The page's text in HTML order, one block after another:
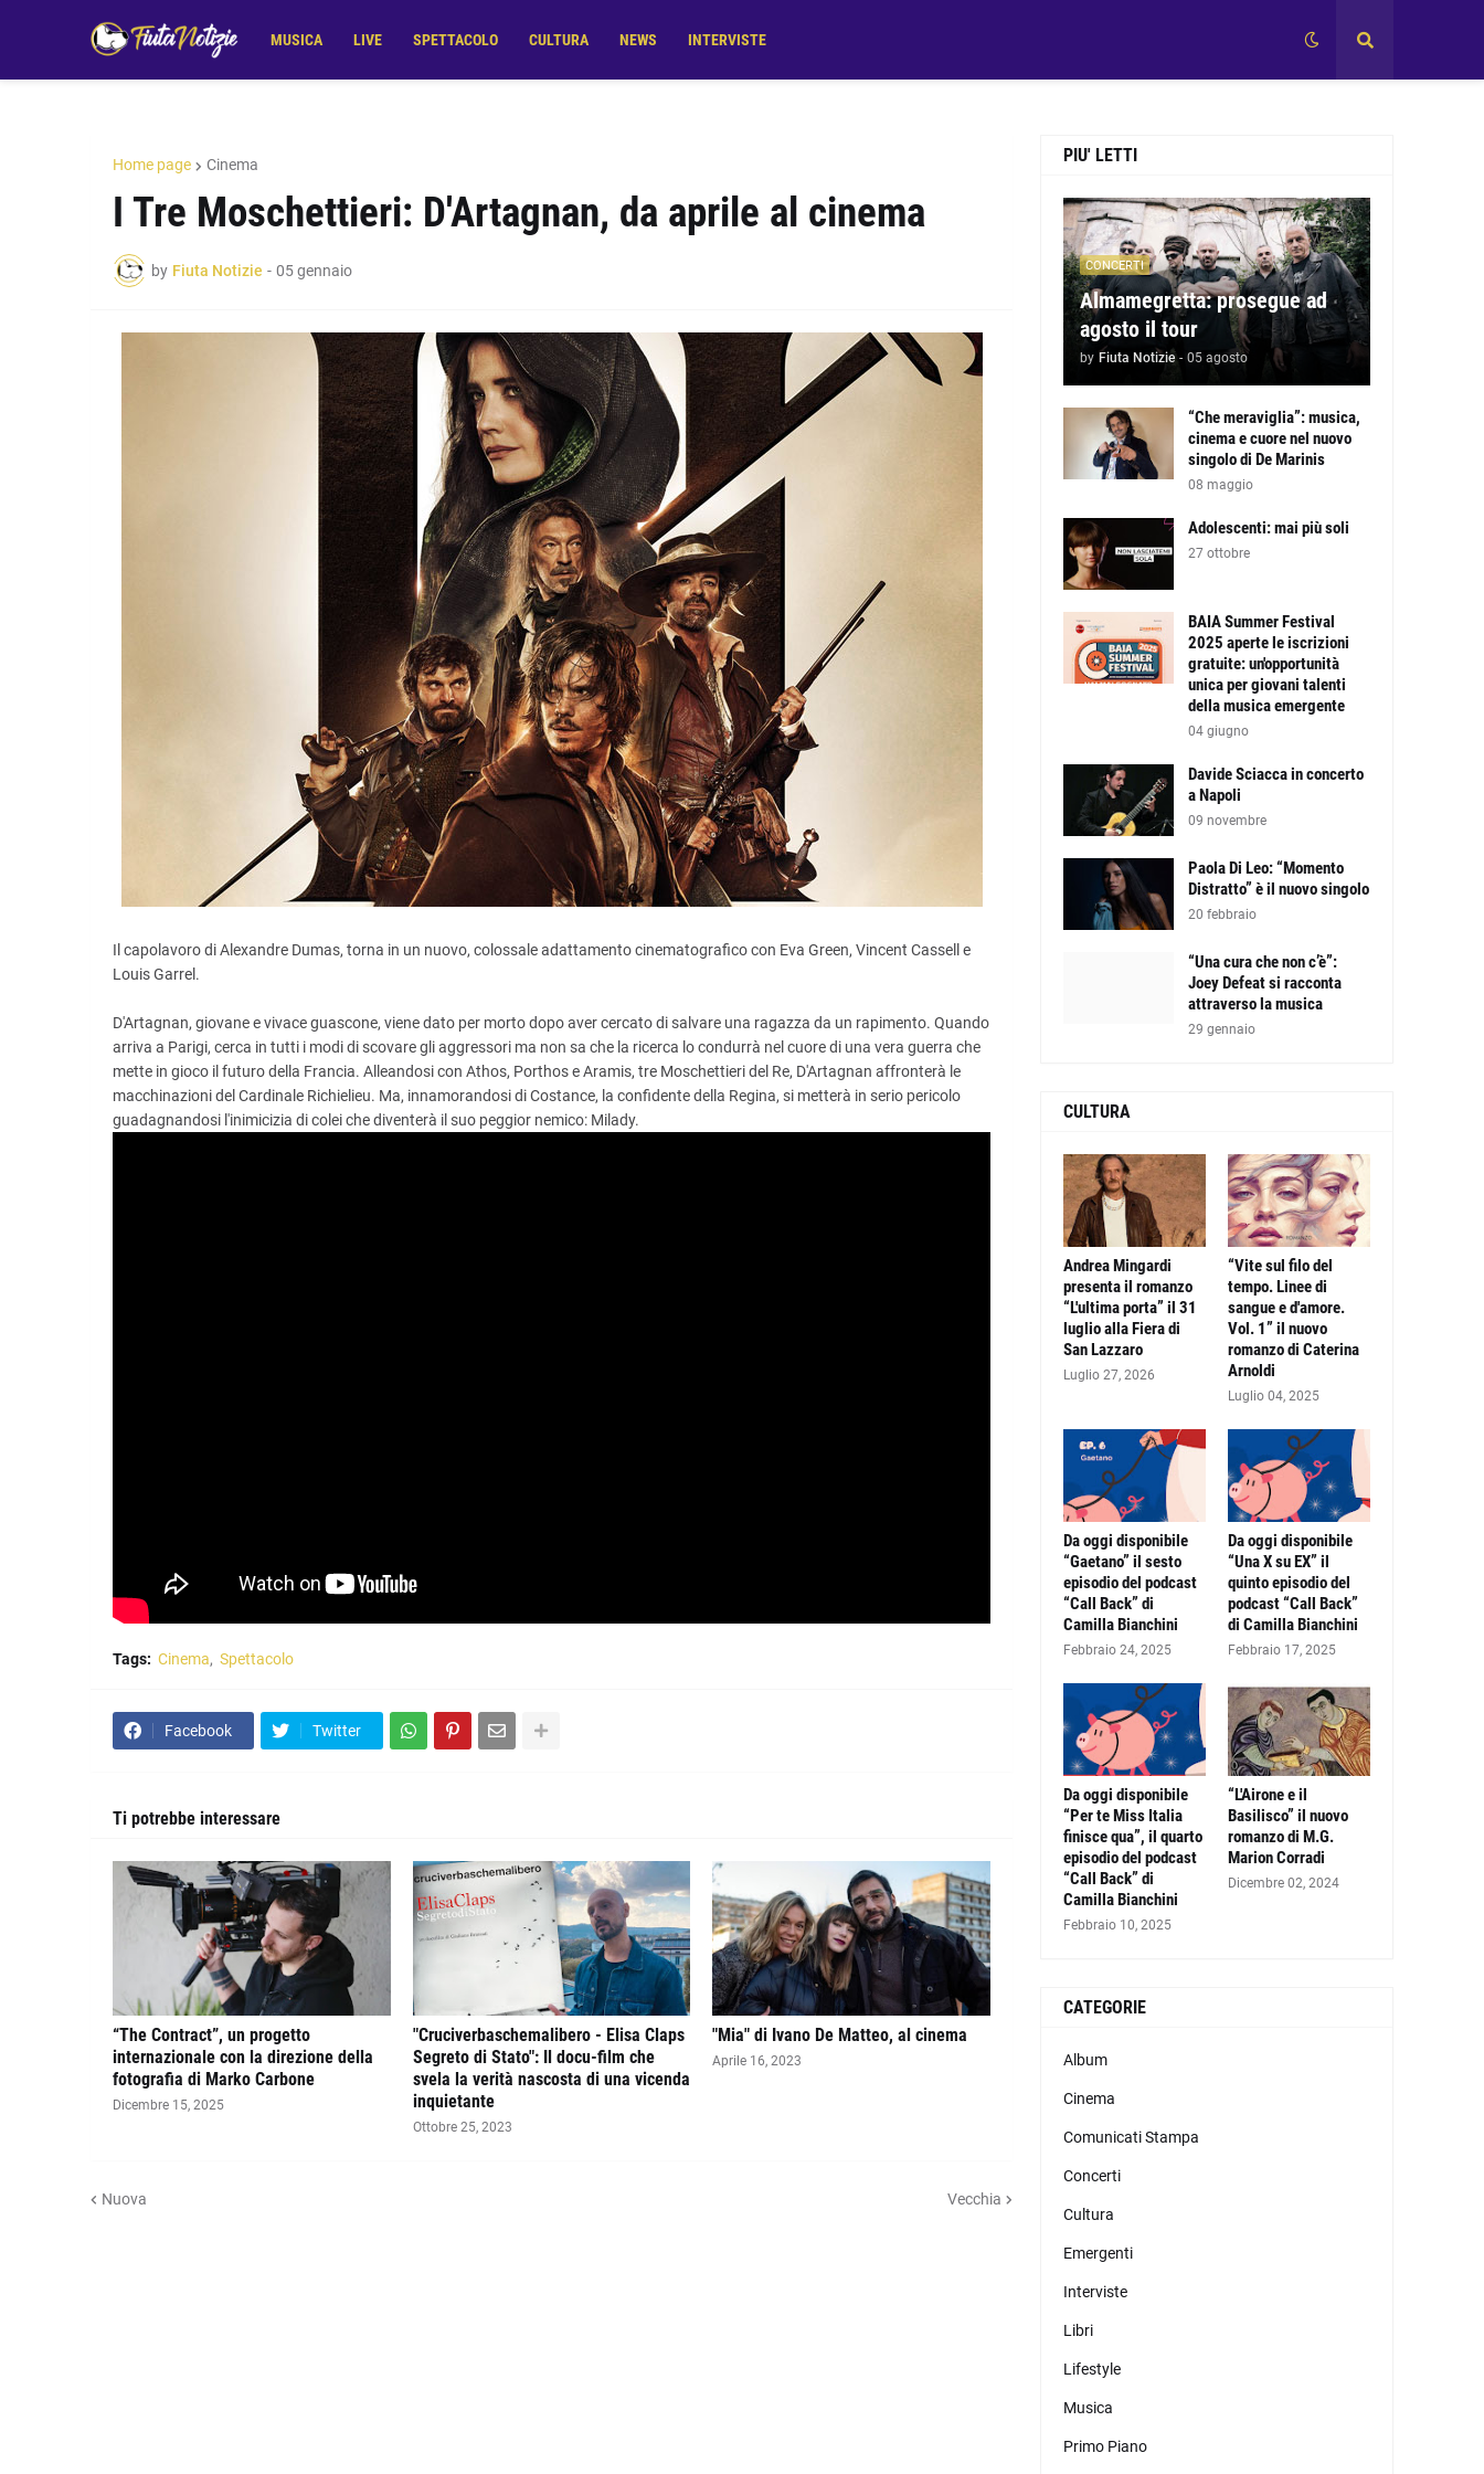
MUSICA LIVE SPETTACOLO CULTURA NEWS INTERVISTE
Home page Cinema
I Tre Moschettieri: D'Artagnan, da aprile al cinema
by Fiuta Notizie - 05 gennaio
Il capolavoro di Alexandre Dumas, torna in un nuovo, colossale adattamento cinematografico con Eva Green, Vincent Cassell e
Louis Garrel.
D'Artagnan, giovane e vivace guascone, viene dato per morto dopo aver cercato di salvare una ragazza da un rapimento. Quando
arriva a Parigi, cerca in tutti i modi di scovare gli aggressori ma non sa che la ricerca lo condurrà nel cuore di una vera guerra che
mette in gioco il futuro della Francia. Alleandosi con Athos, Porthos e Aramis, tre Moschettieri del Re, D'Artagnan affronterà le
macchinazioni del Cardinale Richielieu. Ma, innamorandosi di Costance, la confidente della Regina, si metterà in serio pericolo
guadagnandosi l'inimicizia di colei che diventerà il suo peggior nemico: Milady.
Tags: Cinema Spettacolo
Facebook Twitter
Ti potrebbe interessare
“The Contract”, un progetto
internazionale con la direzione della
fotografia di Marko Carbone
Dicembre 15, 2025
"Cruciverbaschemalibero - Elisa Claps
Segreto di Stato": Il docu-film che
svela la verità nascosta di una vicenda
inquietante
Ottobre 25, 2023
"Mia" di Ivano De Matteo, al cinema
Aprile 16, 2023
Nuova Vecchia
PIU' LETTI
CONCERTI
Almamegretta: prosegue ad
agosto il tour
by Fiuta Notizie - 05 agosto
“Che meraviglia”: musica,
cinema e cuore nel nuovo
singolo di De Marinis
08 maggio
Adolescenti: mai più soli
27 ottobre
BAIA Summer Festival
2025 aperte le iscrizioni
gratuite: un'opportunità
unica per giovani talenti
della musica emergente
04 giugno
Davide Sciacca in concerto
a Napoli
09 novembre
Paola Di Leo: “Momento
Distratto” è il nuovo singolo
20 febbraio
“Una cura che non c’è”:
Joey Defeat si racconta
attraverso la musica
29 gennaio
CULTURA
Andrea Mingardi
presenta il romanzo
“L'ultima porta” il 31
luglio alla Fiera di
San Lazzaro
Luglio 27, 2026
“Vite sul filo del
tempo. Linee di
sangue e d'amore.
Vol. 1” il nuovo
romanzo di Caterina
Arnoldi
Luglio 04, 2025
Da oggi disponibile
“Gaetano” il sesto
episodio del podcast
“Call Back” di
Camilla Bianchini
Febbraio 24, 2025
Da oggi disponibile
“Una X su EX” il
quinto episodio del
podcast “Call Back”
di Camilla Bianchini
Febbraio 17, 2025
Da oggi disponibile
“Per te Miss Italia
finisce qua”, il quarto
episodio del podcast
“Call Back” di
Camilla Bianchini
Febbraio 10, 2025
“L'Airone e il
Basilisco” il nuovo
romanzo di M.G.
Marion Corradi
Dicembre 02, 2024
CATEGORIE
Album
Cinema
Comunicati Stampa
Concerti
Cultura
Emergenti
Interviste
Libri
Lifestyle
Musica
Primo Piano